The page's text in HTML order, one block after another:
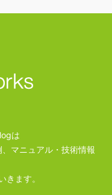
は
マニュアル・技術情報
きます。